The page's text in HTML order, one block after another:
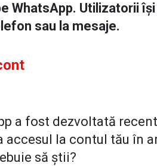
WhatsApp. Utilizatorii
sau la mesaje.
a fost dezvoltată
la contul tău în
să știi?